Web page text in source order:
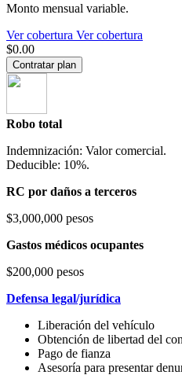
Monto mensual variable.
Ver cobertura Ver cobertura
$0.00
Contratar plan
Robo total
Indemnización: Valor comercial.
Deducible: 10%.
RC por daños a terceros
$3,000,000 pesos
Gastos médicos ocupantes
$200,000 pesos
Defensa legal/jurídica
Liberación del vehículo
Obtención de libertad del
Pago de fianza
Asesoría para presentar